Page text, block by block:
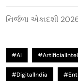
નિર્જળા એકાદશી
#AI
#DigitalIndia